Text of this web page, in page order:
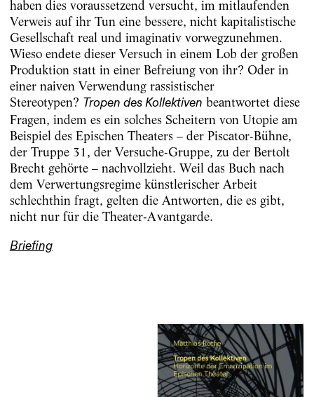
haben dies voraussetzend versucht, im mitlaufenden
Verweis auf ihr Tun eine bessere, nicht kapitalistische
Gesellschaft real und imaginativ vorwegzunehmen.
Wieso endete dieser Versuch in einem Lob der großen
Produktion statt in einer Befreiung von ihr? Oder in
einer naiven Verwendung rassistischer
Stereotypen? Tropen des Kollektiven beantwortet diese
Fragen, indem es ein solches Scheitern von Utopie am
Beispiel des Epischen Theaters – der Piscator-Bühne,
der Truppe 31, der Versuche-Gruppe, zu der Bertolt
Brecht gehörte – nachvollzieht. Weil das Buch nach
dem Verwertungsregime künstlerischer Arbeit
schlechthin fragt, gelten die Antworten, die es gibt,
nicht nur für die Theater-Avantgarde.
Briefing